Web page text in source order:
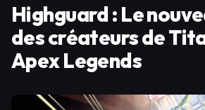
Highguard : Le
des créateurs de
Apex Legends